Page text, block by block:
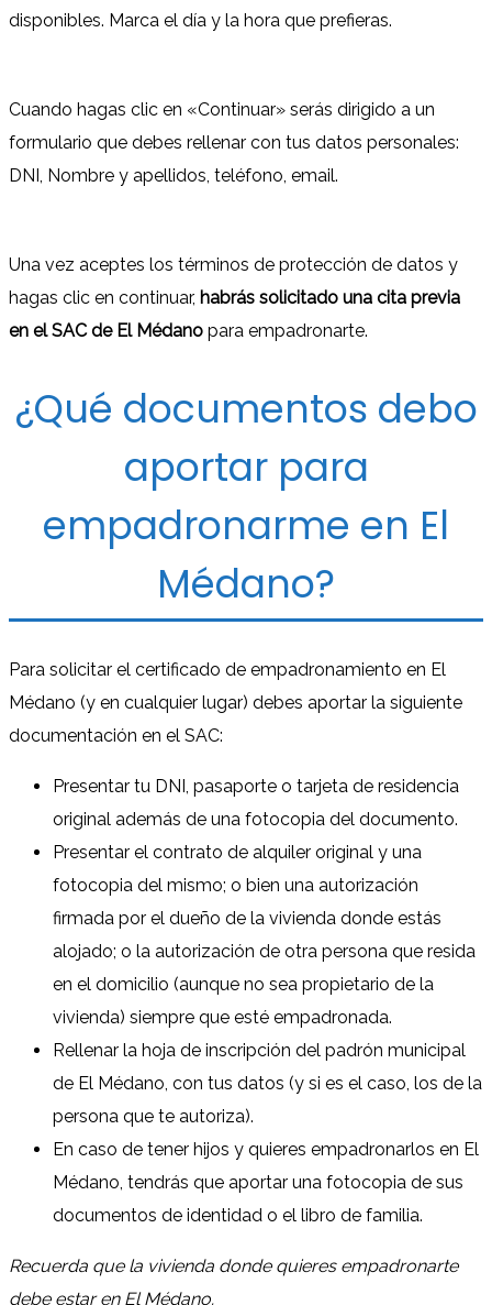
disponibles. Marca el día y la hora que prefieras.
Cuando hagas clic en «Continuar» serás dirigido a un
formulario que debes rellenar con tus datos personales:
DNI, Nombre y apellidos, teléfono, email.
Una vez aceptes los términos de protección de datos y
hagas clic en continuar, habrás solicitado una cita previa
en el SAC de El Médano para empadronarte.
¿Qué documentos debo
aportar para
empadronarme en El
Médano?
Para solicitar el certificado de empadronamiento en El
Médano (y en cualquier lugar) debes aportar la siguiente
documentación en el SAC:
Presentar tu DNI, pasaporte o tarjeta de residencia
original además de una fotocopia del documento.
Presentar el contrato de alquiler original y una
fotocopia del mismo; o bien una autorización
firmada por el dueño de la vivienda donde estás
alojado; o la autorización de otra persona que resida
en el domicilio (aunque no sea propietario de la
vivienda) siempre que esté empadronada.
Rellenar la hoja de inscripción del padrón municipal
de El Médano, con tus datos (y si es el caso, los de la
persona que te autoriza).
En caso de tener hijos y quieres empadronarlos en El
Médano, tendrás que aportar una fotocopia de sus
documentos de identidad o el libro de familia.
Recuerda que la vivienda donde quieres empadronarte
debe estar en El Médano.